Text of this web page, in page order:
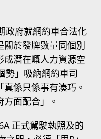
政府就網約車合法化
關於發牌數量同個別
成潛在嘅人力資源空
勢」吸納網約車司
係只係事有湊巧。
面配合」。
正式駕駛執照及的